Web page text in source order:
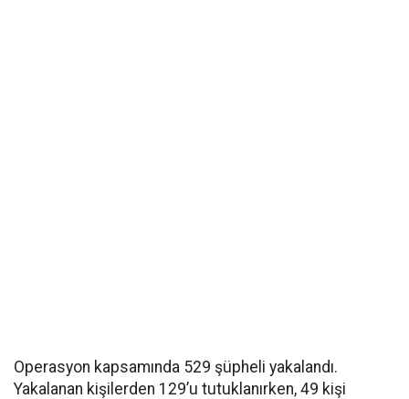
Operasyon kapsamında 529 şüpheli yakalandı.
Yakalanan kişilerden 129’u tutuklanırken, 49 kişi